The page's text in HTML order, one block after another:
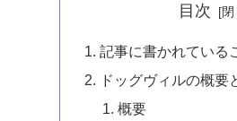
目次
記事に書かれている
ドッグヴィルの概要
概要